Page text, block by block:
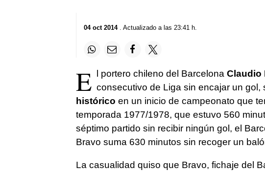
04 oct 2014. Actualizado a las 23:41 h.
E l portero chileno del Barcelona Claudio
consecutivo de Liga sin encajar un gol,
histórico en un inicio de campeonato que
temporada 1977/1978, que estuvo 560
séptimo partido sin recibir ningún gol, el
Bravo suma 630 minutos sin recoger un
La casualidad quiso que Bravo, fichaje del